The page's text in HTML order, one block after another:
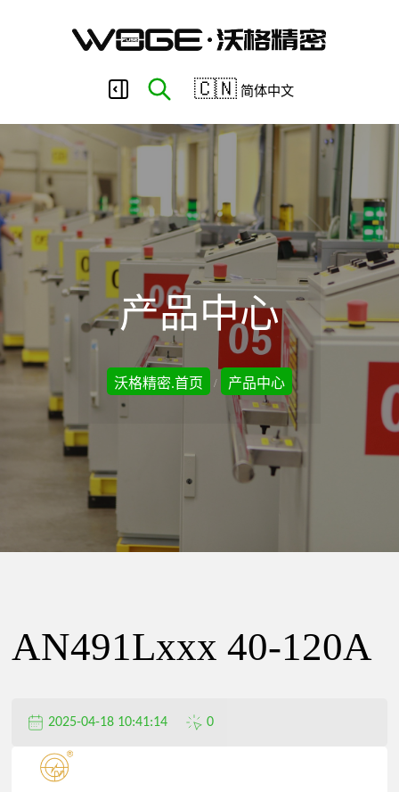
莞
市
沃
格
精
电
器
限
🇨🇳 简体中文
产品中心
沃格精密.首页 / 产品中心
AN491Lxxx 40-120A
2025-04-18 10:41:14 0